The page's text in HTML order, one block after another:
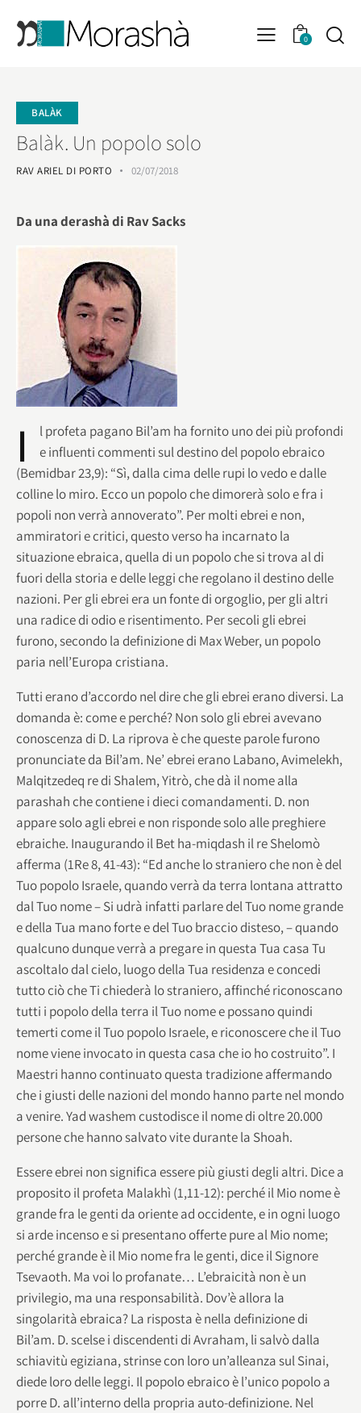
0
BALÀK
Balàk. Un popolo solo
RAV ARIEL DI PORTO 02/07/2018
Da una derashà di Rav Sacks
I
l profeta pagano Bil’am ha fornito uno dei più profondi
e influenti commenti sul destino del popolo ebraico
(Bemidbar 23,9): “Sì, dalla cima delle rupi lo vedo e dalle
colline lo miro. Ecco un popolo che dimorerà solo e fra i
popoli non verrà annoverato”. Per molti ebrei e non,
ammiratori e critici, questo verso ha incarnato la
situazione ebraica, quella di un popolo che si trova al di
fuori della storia e delle leggi che regolano il destino delle
nazioni. Per gli ebrei era un fonte di orgoglio, per gli altri
una radice di odio e risentimento. Per secoli gli ebrei
furono, secondo la definizione di Max Weber, un popolo
paria nell’Europa cristiana.
Tutti erano d’accordo nel dire che gli ebrei erano diversi. La
domanda è: come e perché? Non solo gli ebrei avevano
conoscenza di D. La riprova è che queste parole furono
pronunciate da Bil’am. Ne’ ebrei erano Labano, Avimelekh,
Malqitzedeq re di Shalem, Yitrò, che dà il nome alla
parashah che contiene i dieci comandamenti. D. non
appare solo agli ebrei e non risponde solo alle preghiere
ebraiche. Inaugurando il Bet ha-miqdash il re Shelomò
afferma (1Re 8, 41-43): “Ed anche lo straniero che non è del
Tuo popolo Israele, quando verrà da terra lontana attratto
dal Tuo nome – Si udrà infatti parlare del Tuo nome grande
e della Tua mano forte e del Tuo braccio disteso, – quando
qualcuno dunque verrà a pregare in questa Tua casa Tu
ascoltalo dal cielo, luogo della Tua residenza e concedi
tutto ciò che Ti chiederà lo straniero, affinché riconoscano
tutti i popolo della terra il Tuo nome e possano quindi
temerti come il Tuo popolo Israele, e riconoscere che il Tuo
nome viene invocato in questa casa che io ho costruito”. I
Maestri hanno continuato questa tradizione affermando
che i giusti delle nazioni del mondo hanno parte nel mondo
a venire. Yad washem custodisce il nome di oltre 20.000
persone che hanno salvato vite durante la Shoah.
Essere ebrei non significa essere più giusti degli altri. Dice a
proposito il profeta Malakhì (1,11-12): perché il Mio nome è
grande fra le genti da oriente ad occidente, e in ogni luogo
si arde incenso e si presentano offerte pure al Mio nome;
perché grande è il Mio nome fra le genti, dice il Signore
Tsevaoth. Ma voi lo profanate… L’ebraicità non è un
privilegio, ma una responsabilità. Dov’è allora la
singolarità ebraica? La risposta è nella definizione di
Bil’am. D. scelse i discendenti di Avraham, li salvò dalla
schiavitù egiziana, strinse con loro un’alleanza sul Sinai,
diede loro delle leggi. Il popolo ebraico è l’unico popolo a
porre D. all’interno della propria auto-definizione. Nel